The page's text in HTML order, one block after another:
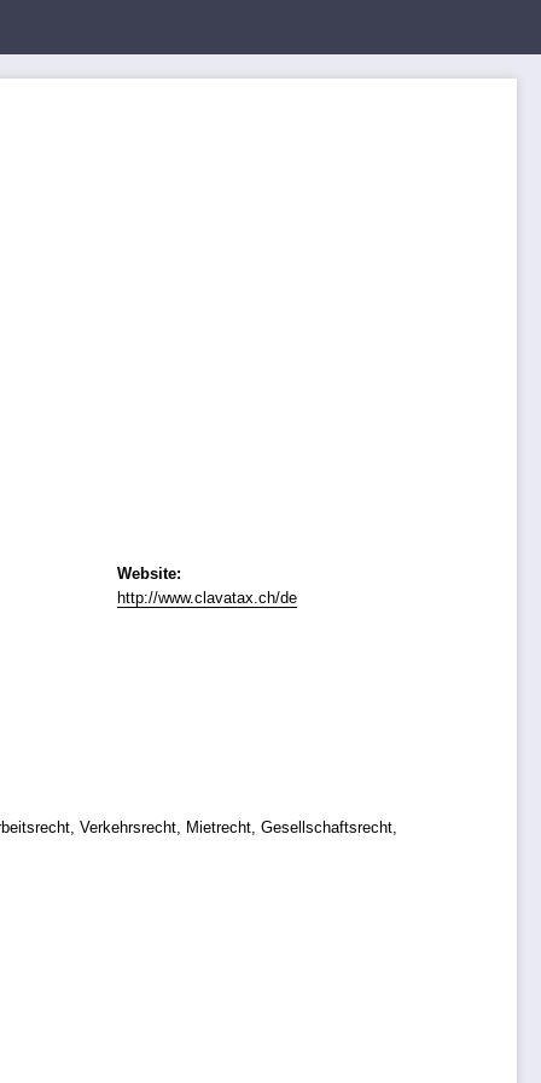
Website:
http://www.clavatax.ch/de
Verkehrsrecht, Mietrecht, Gesellschaftsrecht,